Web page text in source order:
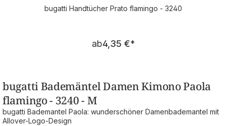
bugatti Handtücher Prato flamingo - 3240
Regulärer Preis:
ab4,35 €*
bugatti Bademäntel Damen Kimono Paola
flamingo - 3240 - M
bugatti Bademantel Paola: wunderschöner Damenbademantel mit
Allover-Logo-Design